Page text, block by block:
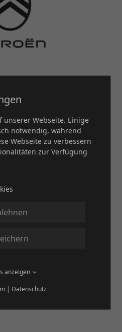
unserer Webseite. Einige
notwendig, während
Webseite zu verbessern
zur Verfügung
anzeigen
| Datenschutz